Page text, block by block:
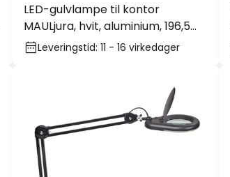
LED-gulvlampe til kontor
MAULjura, hvit, aluminium, 196,5
cm, 4000 K
Leveringstid: 11 - 16 virkedager